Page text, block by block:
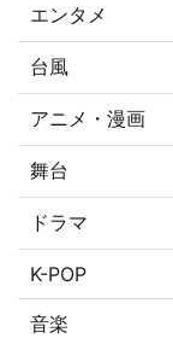
エンタメ
台風
アニメ・漫画
舞台
ドラマ
K-POP
音楽